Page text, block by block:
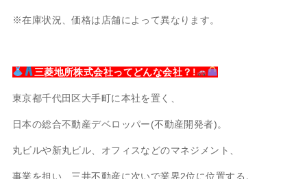
※在庫状況、価格は店舗によって異なります。
三菱地所株式会社ってどんな会社？!
東京都千代田区大手町に本社を置く、
日本の総合不動産デベロッパー(不動産開発者)。
丸ビルや新丸ビル、オフィスなどのマネジメント、
事業を担い、三井不動産に次いで業界2位に位置する。